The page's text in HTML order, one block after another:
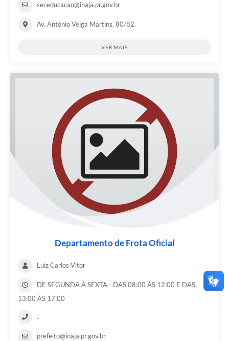
seceducacao@inaja.pr.gov.br
Av. Antônio Veiga Martins, 80/82.
VER MAIS
Departamento de Frota Oficial
Luiz Carlos Vitor
DE SEGUNDA À SEXTA - DAS 08:00 ÀS 12:00 E DAS
13:00 ÀS 17:00
.
prefeito@inaja.pr.gov.br